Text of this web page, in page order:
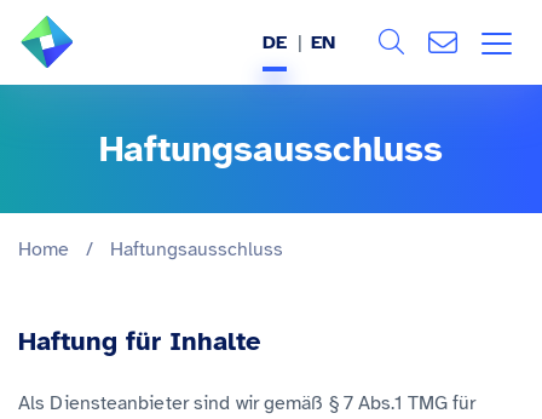
BRANCHEN
DE EN
Haftungs­ausschluss
Home / Haftungsausschluss
Haftung für Inhalte
Als Diensteanbieter sind wir gemäß § 7 Abs.1 TMG für